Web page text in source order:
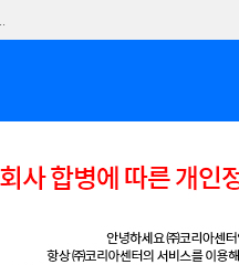
인기검색어 맞춤형